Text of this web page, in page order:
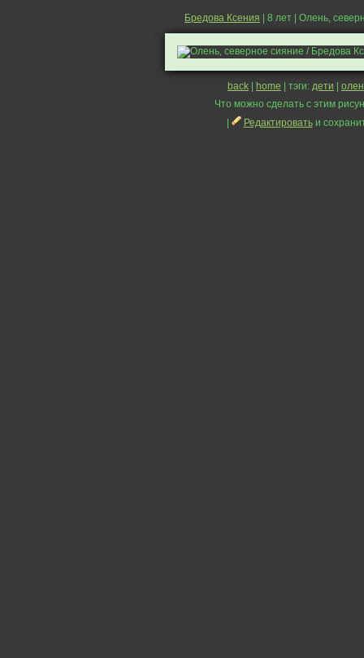
Бредова Ксения | 8 лет | Олень,
back home | тэги: дети
Что можно сделать с этим
Редактироватьи